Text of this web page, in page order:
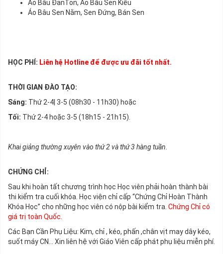
Áo Bâu ĐanTon, Áo Bâu Sen Kiểu
Áo Bâu Sen Nằm, Sen Đứng, Bán Sen
HỌC PHÍ: Liên hệ Hotline để được ưu đãi tốt nhất.
THỜI GIAN ĐÀO TẠO:
Sáng: Thứ 2-4| 3-5 (08h30 - 11h30) hoặc
Tối: Thứ 2-4 hoặc 3-5 (18h15 - 21h15).
Khai giảng thường xuyên vào thứ 2 và thứ 3 hàng tuần.
CHỨNG CHỈ:
Sau khi hoàn tất chương trình học Học viên phải hoàn thành bài
thi kiểm tra cuối khóa. Học viện chỉ cấp “Chứng Chỉ Hoàn Thành
Khóa Học” cho những học viên có nộp bài kiểm tra. Chứng Chỉ có
giá trị toàn Quốc.
Các Bạn Cần Phụ Liệu: Kim, chỉ , kéo, phấn ,chân vịt may dây kéo,
suốt máy CN… Xin liên hệ với Giáo Viên cấp phát phụ liệu miễn phí.